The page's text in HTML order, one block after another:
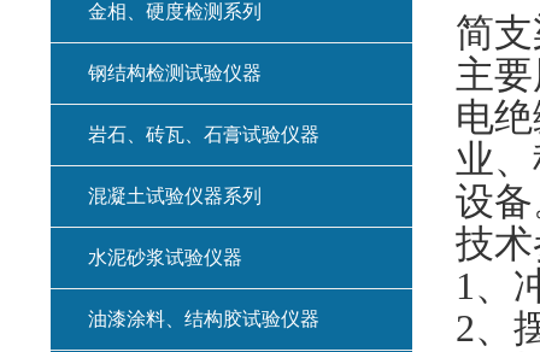
简
主
电
业
设
技
1 、
2、
金相、硬度检测系列
钢结构检测试验仪器
岩石、砖瓦、石膏试验仪器
混凝土试验仪器系列
水泥砂浆试验仪器
油漆涂料、结构胶试验仪器